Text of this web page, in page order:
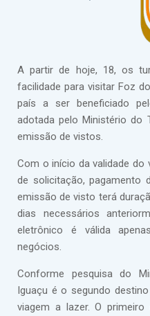
A partir de hoje, 18, os
facilidade para visitar Foz
país a ser beneficiado
adotada pelo Ministério do
emissão de vistos.
Com o início da validade
de solicitação, pagamento
emissão de visto terá
dias necessários
eletrônico é válida
negócios.
Conforme pesquisa do
Iguaçu é o segundo
viagem a lazer. O